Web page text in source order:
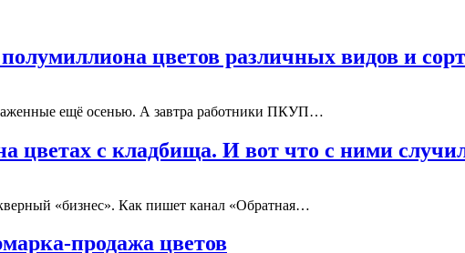
цветов различных видов и
ещё осенью. А завтра работники ПКУП…
цветах с кладбища. И вот что с ними
«бизнес». Как пишет канал «Обратная…
продажа цветов